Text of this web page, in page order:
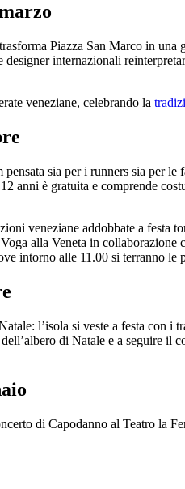
Piazza San Marco in
internazionali
veneziane, celebrando la
sia per i runners sia per
è gratuita e comprende
veneziane addobbate a festa
alla Veneta in
intorno alle 11.00 si terranno le
l’isola si veste a festa con
di Natale e a seguire
di Capodanno al Teatro la